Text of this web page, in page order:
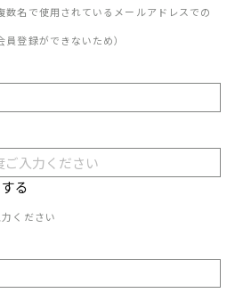
数名で使用されているメールアドレスでの
員登録ができないため）
る
ください